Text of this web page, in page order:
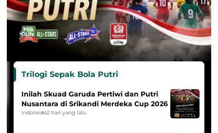
Trilogi Sepak Bola Putri
Inilah Skuad Garuda Pertiwi dan Putri
Nusantara di Srikandi Merdeka Cup 2026
Indonesia2 hari yang lalu